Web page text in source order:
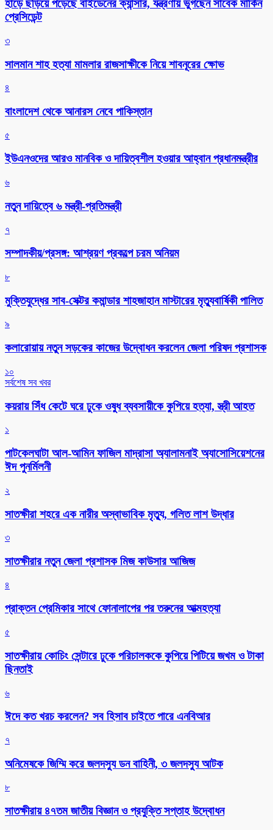
হাড়ে ছড়িয়ে পড়েছে বাইডেনের ক্যান্সার, যন্ত্রণায় ভুগছেন সাবেক মার্কিন
প্রেসিডেন্ট
৩
সালমান শাহ হত্যা মামলার রাজসাক্ষীকে নিয়ে শাবনূরের ক্ষোভ
৪
বাংলাদেশ থেকে আনারস নেবে পাকিস্তান
৫
ইউএনওদের আরও মানবিক ও দায়িত্বশীল হওয়ার আহ্বান প্রধানমন্ত্রীর
৬
নতুন দায়িত্বে ৬ মন্ত্রী-প্রতিমন্ত্রী
৭
সম্পাদকীয়/প্রসঙ্গ: আশ্রয়ণ প্রকল্পে চরম অনিয়ম
৮
মুক্তিযুদ্ধের সাব-সেক্টর কমান্ডার শাহজাহান মাস্টারের মৃত্যুবার্ষিকী পালিত
৯
কলারোয়ায় নতুন সড়কের কাজের উদ্বোধন করলেন জেলা পরিষদ প্রশাসক
১০
সর্বশেষ সব খবর
কয়রায় সিঁধ কেটে ঘরে ঢুকে ওষুধ ব্যবসায়ীকে কুপিয়ে হত্যা, স্ত্রী আহত
১
পাটকেলঘাটা আল-আমিন ফাজিল মাদ্রাসা অ্যালামনাই অ্যাসোসিয়েশনের
ঈদ পুনর্মিলনী
২
সাতক্ষীরা শহরে এক নারীর অস্বাভাবিক মৃত্যু, গলিত লাশ উদ্ধার
৩
সাতক্ষীরার নতুন জেলা প্রশাসক মিজ কাউসার আজিজ
৪
প্রাক্তন প্রেমিকার সাথে ফোনালাপের পর তরুনের আত্মহত্যা
৫
সাতক্ষীরায় কোচিং সেন্টারে ঢুকে পরিচালককে কুপিয়ে পিটিয়ে জখম ও টাকা
ছিনতাই
৬
ঈদে কত খরচ করলেন? সব হিসাব চাইতে পারে এনবিআর
৭
অনিমেষকে জিম্মি করে জলদস্যু ডন বাহিনী, ৩ জলদস্যু আটক
৮
সাতক্ষীরায় ৪৭তম জাতীয় বিজ্ঞান ও প্রযুক্তি সপ্তাহ উদ্বোধন